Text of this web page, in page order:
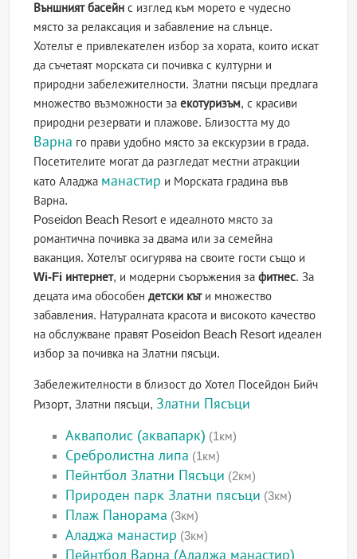
Външният басейн с изглед към морето е чудесно
място за релаксация и забавление на слънце.
Хотелът е привлекателен избор за хората, които искат
да съчетаят морската си почивка с културни и
природни забележителности. Златни пясъци предлага
множество възможности заекотуризъм, с красиви
природни резервати и плажове. Близостта му до
Варна го прави удобно място за екскурзии в града.
Посетителите могат да разгледат местни атракции
като Аладжа манастир и Морската градина във
Варна.
Poseidon Beach Resort е идеалното място за
романтична почивка за двама или за семейна
ваканция. Хотелът осигурява на своите гости също и
Wi-Fi интернет, и модерни съоръжения зафитнес. За
децата има обособендетски къти множество
забавления. Натуралната красота и високото качество
на обслужване правят Poseidon Beach Resort идеален
избор за почивка на Златни пясъци.
Забележителности в близост до Хотел Посейдон Бийч
Ризорт, Златни пясъци, Златни Пясъци
Акваполис (аквапарк) (1км)
Сребролистна липа (1км)
Пейнтбол Златни Пясъци (2км)
Природен парк Златни пясъци (3км)
Плаж Панорама (3км)
Аладжа манастир (3км)
Пейнтбол Варна (Аладжа манастир)